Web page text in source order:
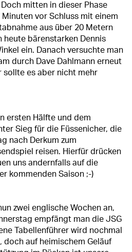
mitten in dieser Phase
vor Schluss mit einem
aus über 20 Metern
bärenstarken Dennis
ein. Danach versuchte man
durch Dave Dahlmann erneut
sollte es aber nicht mehr
ersten Hälfte und dem
Sieg für die Füssenicher, die
nach Derkum zum
reisen. Hierfür drücken
uns andernfalls auf die
kommenden Saison ;-)
zwei englische Wochen an,
empfängt man die JSG
Tabellenführer wird nochmal
doch auf heimischem Geläuf